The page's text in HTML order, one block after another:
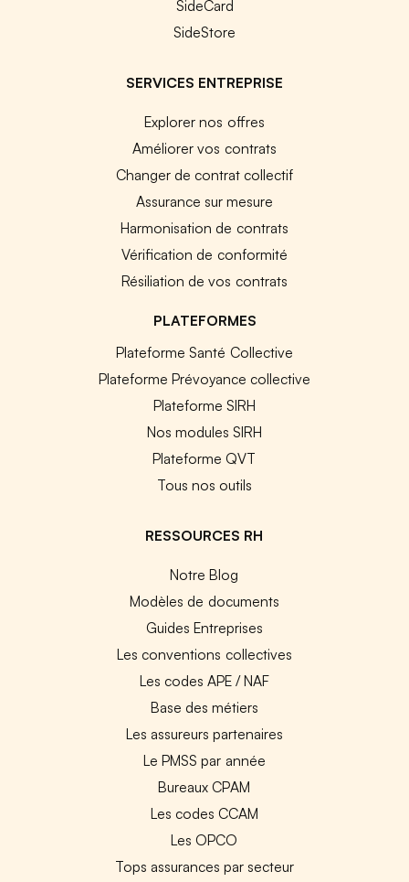
SideCard
SideStore
SERVICES ENTREPRISE
Explorer nos offres
Améliorer vos contrats
Changer de contrat collectif
Assurance sur mesure
Harmonisation de contrats
Vérification de conformité
Résiliation de vos contrats
PLATEFORMES
Plateforme Santé Collective
Plateforme Prévoyance collective
Plateforme SIRH
Nos modules SIRH
Plateforme QVT
Tous nos outils
RESSOURCES RH
Notre Blog
Modèles de documents
Guides Entreprises
Les conventions collectives
Les codes APE / NAF
Base des métiers
Les assureurs partenaires
Le PMSS par année
Bureaux CPAM
Les codes CCAM
Les OPCO
Tops assurances par secteur